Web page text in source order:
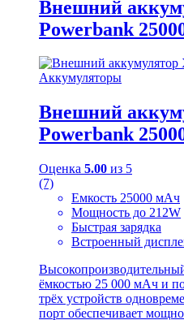
Внешний
Powerbank
Аккумуляторы
Внешний
Powerbank
Оценка 5.00 из 5
(7)
Емкость 25000 мАч
Мощность до 212W
Быстрая зарядка
Встроенный
ёмкостью 25 000 мАч и
трёх устройств
порт обеспечивает